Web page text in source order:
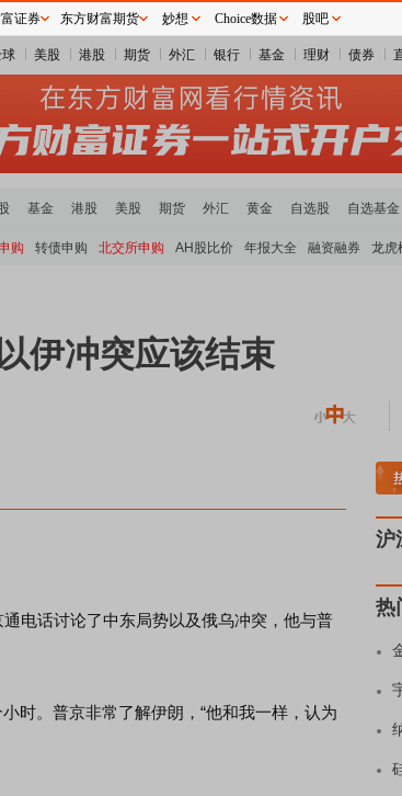
美股 港股 期货 外汇 银行 基金 理财 债券
基金 港股 美股 期货 外汇 黄金 自选股 自选基金
购 转债申购 北交所申购 AH股比价 年报大全 融资融券 龙虎
伊冲突应该结束
话讨论了中东局势以及俄乌冲突，他与普
。普京非常了解伊朗，“他和我一样，认为
A股估值分析全览
沪
热
证券 东方财富期货 妙想 Choice数据 股吧